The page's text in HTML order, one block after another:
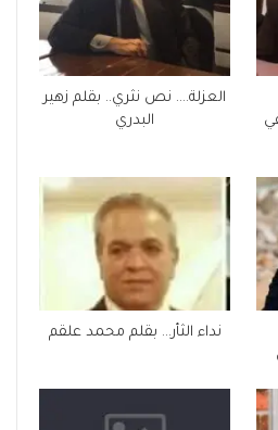
العزلة…. نص نثري.. بقلم زهير
البدري
نداء الثأر… بقلم محمد علقم